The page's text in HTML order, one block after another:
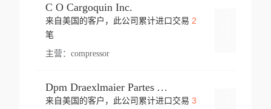
C O Cargoquin Inc.
来自美国的客户，此公司累计进口交易 2
笔
主营： compressor
Dpm Draexlmaier Partes Automotrices Corr Ind Huejotzingo
来自美国的客户，此公司累计进口交易 3